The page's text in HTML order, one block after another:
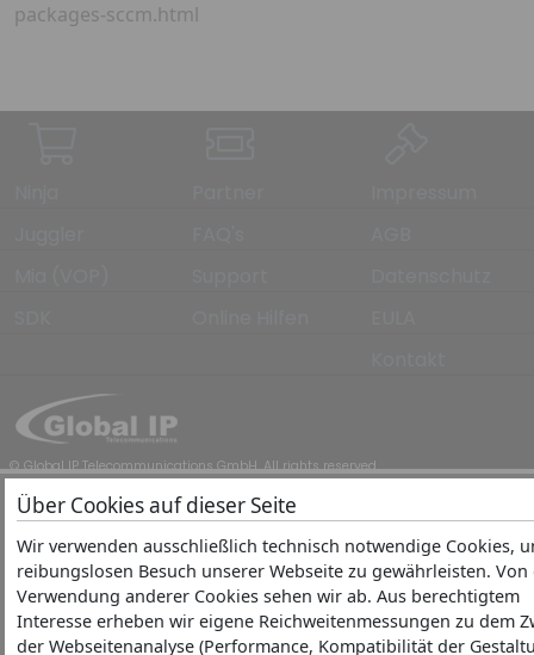
packages-sccm.html
© Global IP Telecommunications GmbH. All rights reserved.
Über Cookies auf dieser Seite
Wir verwenden ausschließlich technisch notwendige Cookies,
reibungslosen Besuch unserer Webseite zu gewährleisten. Von
Verwendung anderer Cookies sehen wir ab. Aus berechtigtem
Interesse erheben wir eigene Reichweitenmessungen zu dem
der Webseitenanalyse (Performance, Kompatibilität der